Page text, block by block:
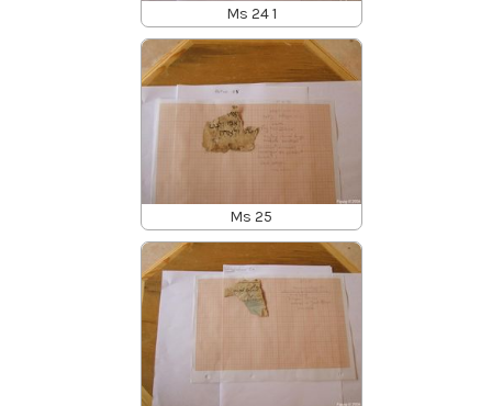
Ms 24 1
Ms 25